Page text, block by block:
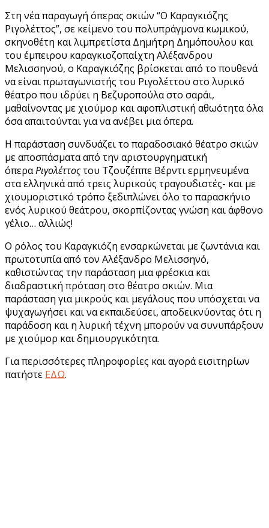
Στη νέα παραγωγή όπερας σκιών “Ο Καραγκιόζης
Ριγολέττος”, σε κείμενο του πολυπράγμονα κωμικού,
σκηνοθέτη και λιμπρετίστα Δημήτρη Δημόπουλου και
του έμπειρου καραγκιοζοπαίχτη Αλέξανδρου
Μελισσηνού, ο Καραγκιόζης βρίσκεται από το πουθενά
να είναι πρωταγωνιστής του Ριγολέττου στο λυρικό
θέατρο που ιδρύει η Βεζυροπούλα στο σαράι,
μαθαίνοντας με χιούμορ και αφοπλιστική αθωότητα όλα
όσα απαιτούνται για να ανέβει μια όπερα.
Η παράσταση συνδυάζει το παραδοσιακό θέατρο σκιών
με αποσπάσματα από την αριστουργηματική
όπεραΡιγολέττοςτου Τζουζέππε Βέρντι ­ερμηνευμένα
στα ελληνικά από τρεις λυρικούς τραγουδιστές- και με
χιουμοριστικό τρόπο ξεδιπλώνει όλο το παρασκήνιο
ενός λυρικού θεάτρου, σκορπίζοντας γνώση και άφθονο
γέλιο… αλλιώς!
Ο ρόλος του Καραγκιόζη ενσαρκώνεται με ζωντάνια και
πρωτοτυπία από τον Αλέξανδρο Μελισσηνό,
καθιστώντας την παράσταση μια φρέσκια και
διαδραστική πρόταση στο θέατρο σκιών. Μια
παράσταση για μικρούς και μεγάλους που υπόσχεται να
ψυχαγωγήσει και να εκπαιδεύσει, αποδεικνύοντας ότι η
παράδοση και η λυρική τέχνη μπορούν να συνυπάρξουν
με χιούμορ και δημιουργικότητα.
Για περισσότερες πληροφορίες και αγορά εισιτηρίων
πατήστε ΕΔΩ.